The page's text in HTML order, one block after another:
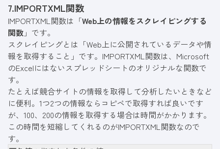
7.IMPORTXML関数
IMPORTXML関数は「Web上の情報をスクレイピングする
関数 」です。
スクレイピングとは「Web上に公開されているデータや情
報を取得すること」です。IMPORTXML関数は、Microsoft
のExcelにはないスプレッドシートのオリジナルな関数で
す。
たとえば競合サイトの情報を取得して分析したいときなど
に便利。1つ2つの情報ならコピペで取得すれば良いです
が、100、200の情報を取得する場合は時間がかかります。
この時間を短縮してくれるのがIMPORTXML関数なので
す。